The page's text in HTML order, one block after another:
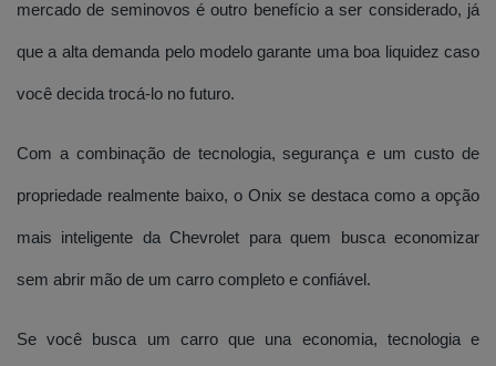
mercado de seminovos é outro benefício a ser considerado, já
que a alta demanda pelo modelo garante uma boa liquidez caso
você decida trocá-lo no futuro.
Com a combinação de tecnologia, segurança e um custo de
propriedade realmente baixo, o Onix se destaca como a opção
mais inteligente da Chevrolet para quem busca economizar
sem abrir mão de um carro completo e confiável.
Se você busca um carro que una economia, tecnologia e